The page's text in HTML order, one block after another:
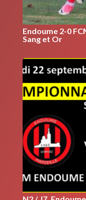
Endoume 2-0
Sang et Or